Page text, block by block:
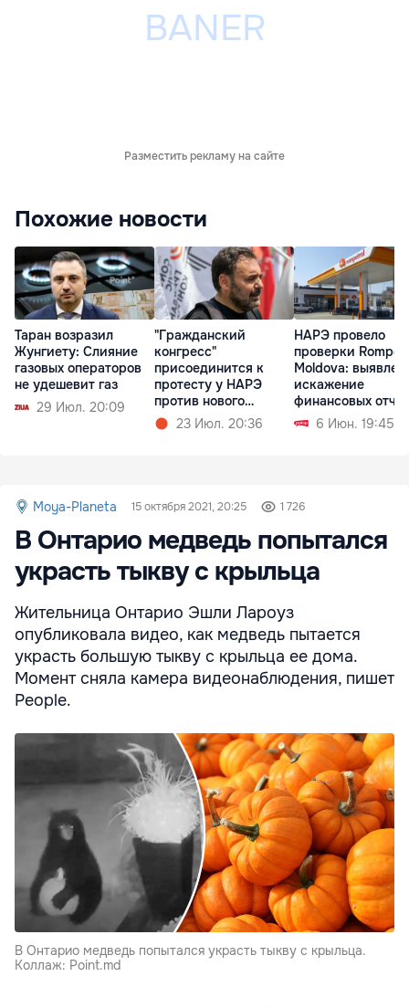
Разместить рекламу на сайте
Похожие новости
Таран возразил
Жунгиету: Слияние
газовых операторов
не удешевит газ
29 Июл. 20:09
"Гражданский
конгресс"
присоединится к
протесту у НАРЭ
против нового
тарифного шока
23 Июл. 20:36
НАРЭ провело
проверки
Moldova:
искажение
финансовых
6 Июн. 19:45
Moya-Planeta 15 октября 2021, 20:25 1 726
В Онтарио медведь попытался
украсть тыкву с крыльца
Жительница Онтарио Эшли Лароуз
опубликовала видео, как медведь пытается
украсть большую тыкву с крыльца ее дома.
Момент сняла камера видеонаблюдения, пишет
People.
В Онтарио медведь попытался украсть тыкву с крыльца.
Коллаж: Point.md